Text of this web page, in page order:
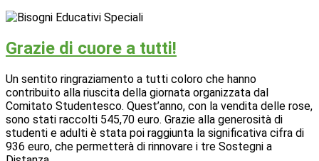
Grazie di cuore a tutti!
Un sentito ringraziamento a tutti coloro che hanno
contribuito alla riuscita della giornata organizzata dal
Comitato Studentesco. Quest’anno, con la vendita delle rose,
sono stati raccolti 545,70 euro. Grazie alla generosità di
studenti e adulti è stata poi raggiunta la significativa cifra di
936 euro, che permetterà di rinnovare i tre Sostegni a